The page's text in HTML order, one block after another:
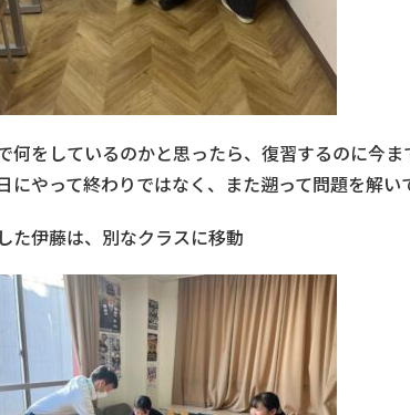
何をしているのかと思ったら、復習するのに今ま
にやって終わりではなく、また遡って問題を解
た伊藤は、別なクラスに移動